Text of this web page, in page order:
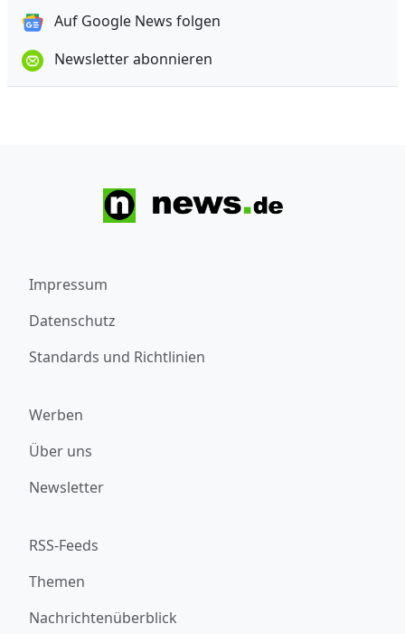
Auf Google News folgen
Newsletter abonnieren
Impressum
Datenschutz
Standards und Richtlinien
Werben
Über uns
Newsletter
RSS-Feeds
Themen
Nachrichtenüberblick